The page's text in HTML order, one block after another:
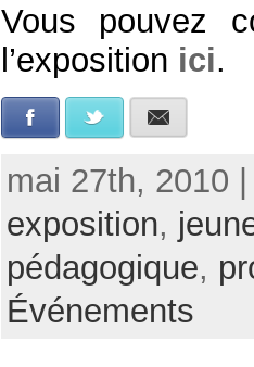
Vous pouvez
l’exposition ici.
Facebook Twitter
mai 27th, 2010
exposition,
pédagogique,
Événements